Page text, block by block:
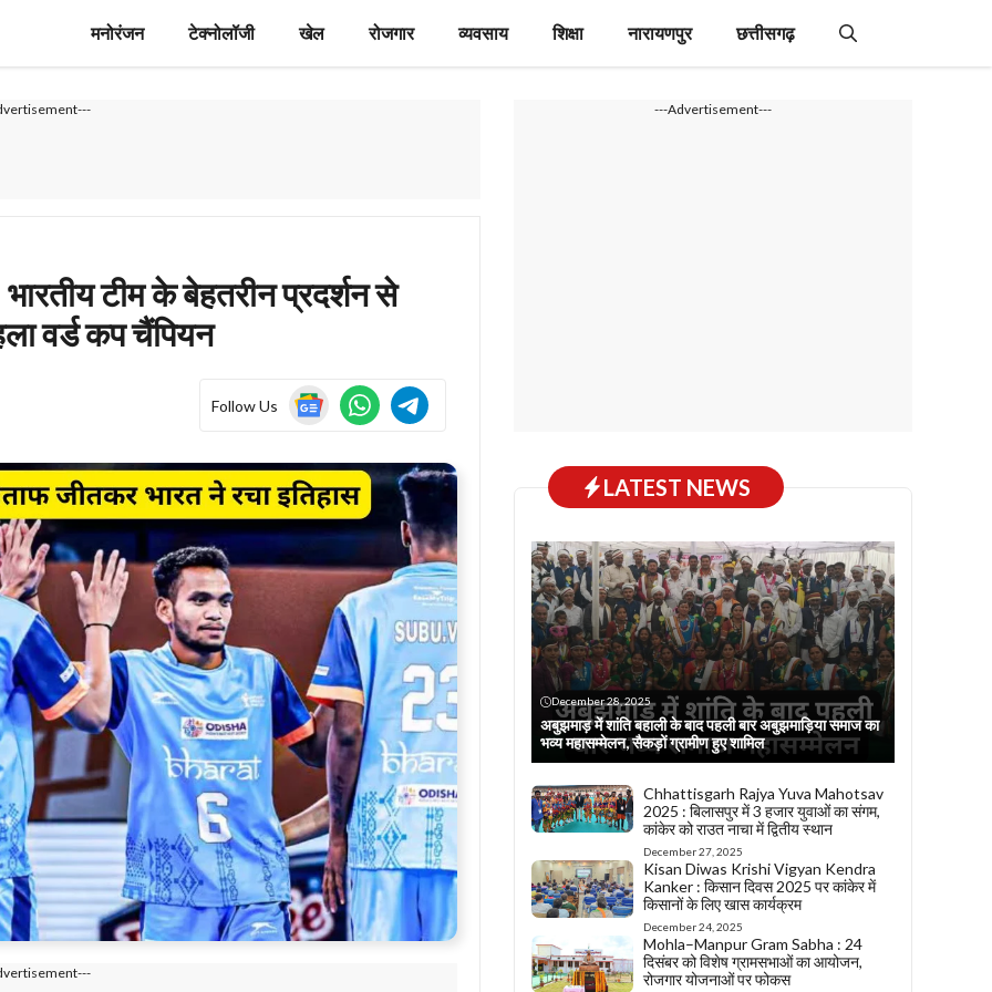
मनोरंजन टेक्नोलॉजी खेल रोजगार व्यवसाय शिक्षा नारायणपुर छत्तीसगढ़
टीम के बेहतरीन प्रदर्शन से
वर्ड कप चैंपियन
Follow Us
---Advertisement---
LATEST NEWS
December 28, 2025
अबुझमाड़ में शांति बहाली के बाद पहली बार अबुझमाड़िया समाज का
भव्य महासम्मेलन, सैकड़ों ग्रामीण हुए शामिल
Chhattisgarh Rajya Yuva Mahotsav
2025 : बिलासपुर में 3 हजार युवाओं का संगम,
कांकेर को राउत नाचा में द्वितीय स्थान
December 27, 2025
Kisan Diwas Krishi Vigyan Kendra
Kanker : किसान दिवस 2025 पर कांकेर में
किसानों के लिए खास कार्यक्रम
December 24, 2025
Mohla–Manpur Gram Sabha : 24
दिसंबर को विशेष ग्रामसभाओं का आयोजन,
रोजगार योजनाओं पर फोकस